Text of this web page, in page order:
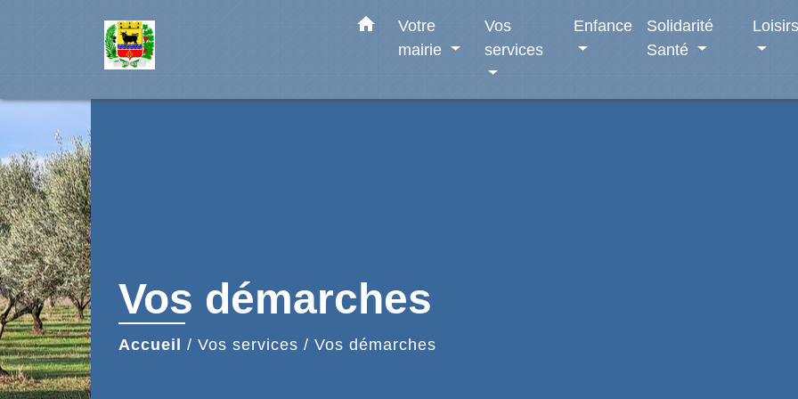
home
Votre
mairie
Vos
services
Enfance
Solidarité
Santé
Loisirs
Vos démarches
Accueil / Vos services / Vos démarches